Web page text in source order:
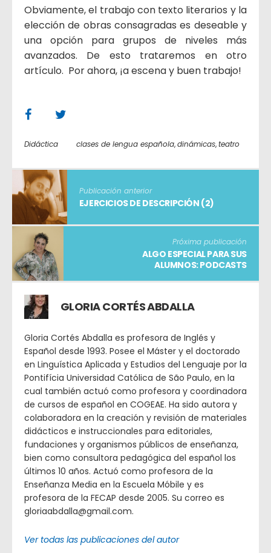
Obviamente, el trabajo con texto literarios y la
elección de obras consagradas es deseable y
una opción para grupos de niveles más
avanzados. De esto trataremos en otro
artículo. Por ahora, ¡a escena y buen trabajo!
Didáctica clases de lengua española,dinámicas,teatro
Publicación anterior
EJERCICIOS DE DESCRIPCIÓN (2)
Próxima publicación
ALGO ESPECIAL PARA SUS
ALUMNOS: PODCASTS
GLORIA CORTÉS ABDALLA
Gloria Cortés Abdalla es profesora de Inglés y
Español desde 1993. Posee el Máster y el doctorado
en Linguística Aplicada y Estudios del Lenguaje por la
Pontifícia Universidad Católica de São Paulo, en la
cual también actuó como profesora y coordinadora
de cursos de español en COGEAE. Ha sido autora y
colaboradora en la creación y revisión de materiales
didácticos e instruccionales para editoriales,
fundaciones y organismos públicos de enseñanza,
bien como consultora pedagógica del español los
últimos 10 años. Actuó como profesora de la
Enseñanza Media en la Escuela Móbile y es
profesora de la FECAP desde 2005. Su correo es
gloriaabdalla@gmail.com.
Ver todas las publicaciones del autor